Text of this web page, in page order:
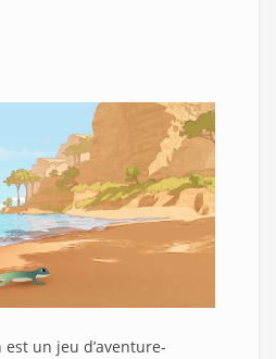
est un jeu d’aventure-